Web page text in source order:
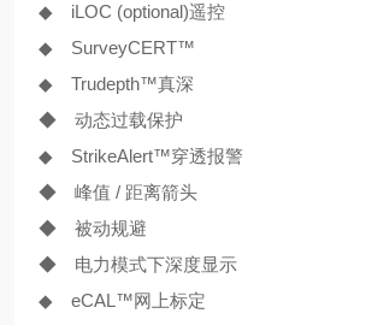
◆ iLOC (optional)遥控
◆ SurveyCERT™
◆ Trudepth™真深
◆ 动态过载保护
◆ StrikeAlert™穿透报警
◆ 峰值 / 距离箭头
◆ 被动规避
◆ 电力模式下深度显示
◆ eCAL™网上标定